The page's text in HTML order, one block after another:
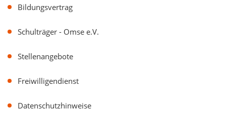
Bildungsvertrag
Schulträger - Omse e.V.
Stellenangebote
Freiwilligendienst
Datenschutzhinweise